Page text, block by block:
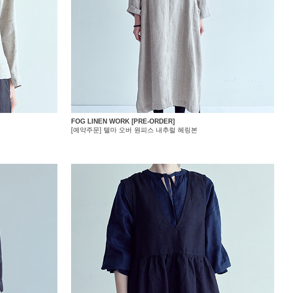
FOG LINEN WORK [PRE-ORDER]
[예약주문] 텔마 오버 원피스 내추럴 헤링본